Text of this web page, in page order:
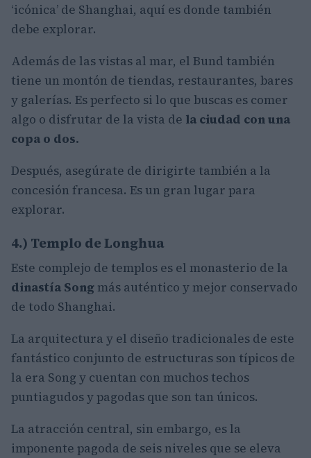
‘icónica’ de Shanghai, aquí es donde también
debe explorar.
Además de las vistas al mar, el Bund también
tiene un montón de tiendas, restaurantes, bares
y galerías. Es perfecto si lo que buscas es comer
algo o disfrutar de la vista de la ciudad con una
copa o dos.
Después, asegúrate de dirigirte también a la
concesión francesa. Es un gran lugar para
explorar.
4.) Templo de Longhua
Este complejo de templos es el monasterio de la
dinastía Song más auténtico y mejor conservado
de todo Shanghai.
La arquitectura y el diseño tradicionales de este
fantástico conjunto de estructuras son típicos de
la era Song y cuentan con muchos techos
puntiagudos y pagodas que son tan únicos.
La atracción central, sin embargo, es la
imponente pagoda de seis niveles que se eleva